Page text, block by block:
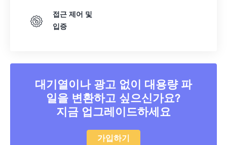
접근 제어 및
입증
대기열이나 광고 없이 대용량 파
일을 변환하고 싶으신가요?
지금 업그레이드하세요
가입하기